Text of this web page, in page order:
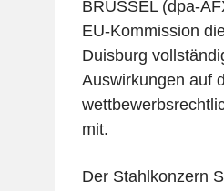
BRÜSSEL (dpa-
EU-Kommission
Duisburg
Auswirkungen auf
mit.
Der Stahlkonzern